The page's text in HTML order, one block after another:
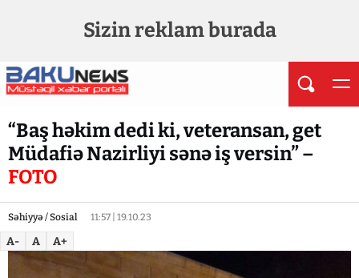
Sizin reklam burada
“Baş həkim dedi ki, veteransan, get
Müdafiə Nazirliyi sənə iş versin” –
FOTO
Səhiyyə / Sosial 11:57 | 19.10.23
A- A A+